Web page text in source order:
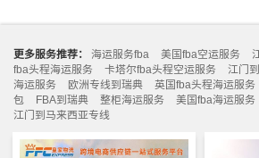
更多服务推荐： 海运服务fba 美国fba空运服务
fba头程海运服务
卡塔尔fba头程空运服务 江门
海运服务
欧洲专线到瑞典 英国fba头程海运服务
包
FBA到瑞典 整柜海运服务 美国fba海运服务
江门到马来西亚专线